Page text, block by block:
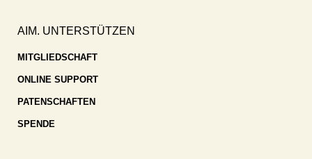
AIM. UNTERSTÜTZEN
MITGLIEDSCHAFT
ONLINE SUPPORT
PATENSCHAFTEN
SPENDE